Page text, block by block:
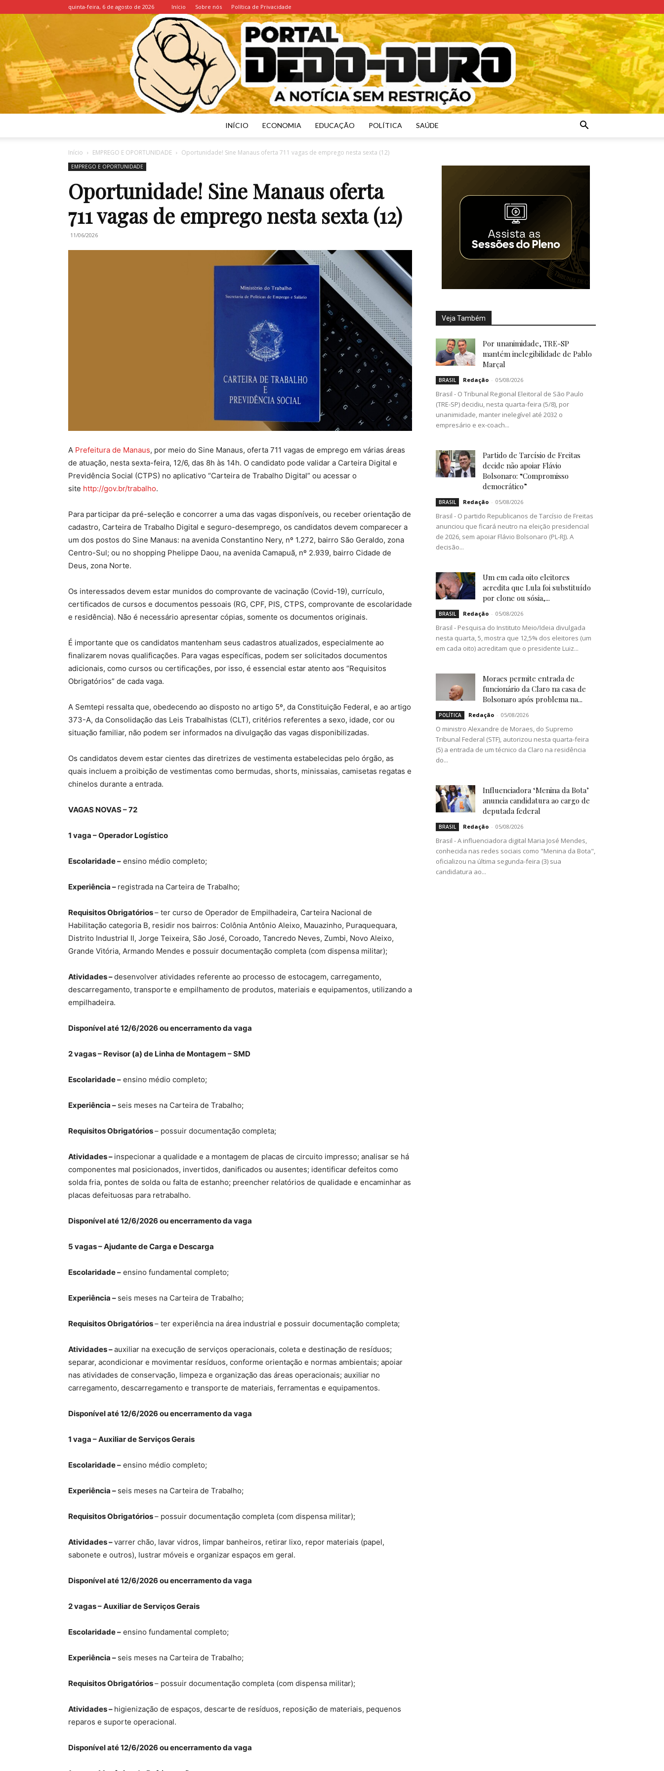
quinta-feira, 6 de agosto de 2026 Início Sobre nós Política de Privacidade
Duro
INÍCIO ECONOMIA EDUCAÇÃO POLÍTICA SAÚDE
Início EMPREGO E OPORTUNIDADE Oportunidade! Sine Manaus oferta 711 vagas de emprego nesta sexta (12)
EMPREGO E OPORTUNIDADE
Oportunidade! Sine Manaus oferta
711 vagas de emprego nesta sexta (12)
11/06/2026
A Prefeitura de Manaus, por meio do Sine Manaus, oferta 711 vagas de emprego em várias áreas
de atuação, nesta sexta-feira, 12/6, das 8h às 14h. O candidato pode validar a Carteira Digital e
Previdência Social (CTPS) no aplicativo “Carteira de Trabalho Digital” ou acessar o
site http://gov.br/trabalho.
Para participar da pré-seleção e concorrer a uma das vagas disponíveis, ou receber orientação de
cadastro, Carteira de Trabalho Digital e seguro-desemprego, os candidatos devem comparecer a
um dos postos do Sine Manaus: na avenida Constantino Nery, nº 1.272, bairro São Geraldo, zona
Centro-Sul; ou no shopping Phelippe Daou, na avenida Camapuã, nº 2.939, bairro Cidade de
Deus, zona Norte.
Os interessados devem estar munidos do comprovante de vacinação (Covid-19), currículo,
certificados de cursos e documentos pessoais (RG, CPF, PIS, CTPS, comprovante de escolaridade
e residência). Não é necessário apresentar cópias, somente os documentos originais.
É importante que os candidatos mantenham seus cadastros atualizados, especialmente ao
finalizarem novas qualificações. Para vagas específicas, podem ser solicitados documentos
adicionais, como cursos ou certificações, por isso, é essencial estar atento aos “Requisitos
Obrigatórios” de cada vaga.
A Semtepi ressalta que, obedecendo ao disposto no artigo 5º, da Constituição Federal, e ao artigo
373-A, da Consolidação das Leis Trabalhistas (CLT), critérios referentes a sexo, idade, cor ou
situação familiar, não podem ser informados na divulgação das vagas disponibilizadas.
Os candidatos devem estar cientes das diretrizes de vestimenta estabelecidas pelo órgão, as
quais incluem a proibição de vestimentas como bermudas, shorts, minissaias, camisetas regatas e
chinelos durante a entrada.
VAGAS NOVAS – 72
1 vaga – Operador Logístico
Escolaridade – ensino médio completo;
Experiência – registrada na Carteira de Trabalho;
Requisitos Obrigatórios– ter curso de Operador de Empilhadeira, Carteira Nacional de
Habilitação categoria B, residir nos bairros: Colônia Antônio Aleixo, Mauazinho, Puraquequara,
Distrito Industrial II, Jorge Teixeira, São José, Coroado, Tancredo Neves, Zumbi, Novo Aleixo,
Grande Vitória, Armando Mendes e possuir documentação completa (com dispensa militar);
Atividades –desenvolver atividades referente ao processo de estocagem, carregamento,
descarregamento, transporte e empilhamento de produtos, materiais e equipamentos, utilizando a
empilhadeira.
Disponível até 12/6/2026 ou encerramento da vaga
2 vagas – Revisor (a) de Linha de Montagem – SMD
Escolaridade – ensino médio completo;
Experiência – seis meses na Carteira de Trabalho;
Requisitos Obrigatórios– possuir documentação completa;
Atividades – inspecionar a qualidade e a montagem de placas de circuito impresso; analisar se há
componentes mal posicionados, invertidos, danificados ou ausentes; identificar defeitos como
solda fria, pontes de solda ou falta de estanho; preencher relatórios de qualidade e encaminhar as
placas defeituosas para retrabalho.
Disponível até 12/6/2026 ou encerramento da vaga
5 vagas – Ajudante de Carga e Descarga
Escolaridade – ensino fundamental completo;
Experiência – seis meses na Carteira de Trabalho;
Requisitos Obrigatórios– ter experiência na área industrial e possuir documentação completa;
Atividades –auxiliar na execução de serviços operacionais, coleta e destinação de resíduos;
separar, acondicionar e movimentar resíduos, conforme orientação e normas ambientais; apoiar
nas atividades de conservação, limpeza e organização das áreas operacionais; auxiliar no
carregamento, descarregamento e transporte de materiais, ferramentas e equipamentos.
Disponível até 12/6/2026 ou encerramento da vaga
1 vaga – Auxiliar de Serviços Gerais
Escolaridade – ensino médio completo;
Experiência – seis meses na Carteira de Trabalho;
Requisitos Obrigatórios– possuir documentação completa (com dispensa militar);
Atividades –varrer chão, lavar vidros, limpar banheiros, retirar lixo, repor materiais (papel,
sabonete e outros), lustrar móveis e organizar espaços em geral.
Disponível até 12/6/2026 ou encerramento da vaga
2 vagas – Auxiliar de Serviços Gerais
Escolaridade – ensino fundamental completo;
Experiência – seis meses na Carteira de Trabalho;
Requisitos Obrigatórios– possuir documentação completa (com dispensa militar);
Atividades – higienização de espaços, descarte de resíduos, reposição de materiais, pequenos
reparos e suporte operacional.
Disponível até 12/6/2026 ou encerramento da vaga
Veja Também
Por unanimidade, TRE-SP
mantém inelegibilidade de Pablo
Marçal
BRASIL Redação - 05/08/2026
Brasil - O Tribunal Regional Eleitoral de São Paulo
(TRE-SP) decidiu, nesta quarta-feira (5/8), por
unanimidade, manter inelegível até 2032 o
empresário e ex-coach...
Partido de Tarcísio de Freitas
decide não apoiar Flávio
Bolsonaro: “Compromisso
democrático”
BRASIL Redação - 05/08/2026
Brasil - O partido Republicanos de Tarcísio de Freitas
anunciou que ficará neutro na eleição presidencial
de 2026, sem apoiar Flávio Bolsonaro (PL-RJ). A
decisão...
Um em cada oito eleitores
acredita que Lula foi substituído
por clone ou sósia,...
BRASIL Redação - 05/08/2026
Brasil - Pesquisa do Instituto Meio/Ideia divulgada
nesta quarta, 5, mostra que 12,5% dos eleitores (um
em cada oito) acreditam que o presidente Luiz...
Moraes permite entrada de
funcionário da Claro na casa de
Bolsonaro após problema na...
POLÍTICA Redação - 05/08/2026
O ministro Alexandre de Moraes, do Supremo
Tribunal Federal (STF), autorizou nesta quarta-feira
(5) a entrada de um técnico da Claro na residência
do...
Influenciadora ‘Menina da Bota’
anuncia candidatura ao cargo de
deputada federal
BRASIL Redação - 05/08/2026
Brasil - A influenciadora digital Maria José Mendes,
conhecida nas redes sociais como "Menina da Bota",
oficializou na última segunda-feira (3) sua
candidatura ao...